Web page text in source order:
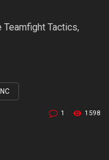
Tactics,
1 1598